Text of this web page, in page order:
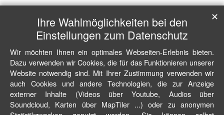
Ihre Wahlmöglichkeiten bei den
Einstellungen zum Datenschutz
Wir möchten Ihnen ein optimales Webseiten-Erlebnis bieten.
Dazu verwenden wir Cookies, die für das Funktionieren unserer
Website notwendig sind. Mit Ihrer Zustimmung verwenden wir
auch Cookies und andere Technologien, die zur Anzeige
externer Inhalte (Videos über Youtube, Audios über
Soundcloud, Karten über MapTiler ...) oder zu anonymen
✕